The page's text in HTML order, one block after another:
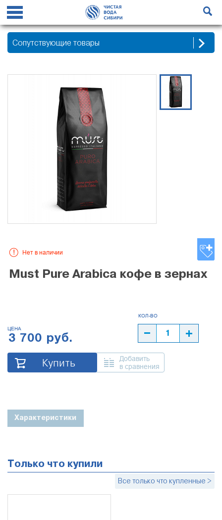
Сопутствующие товары
Нет в наличии
Must Pure Arabica кофе в зернах
ЦЕНА
3 700 руб.
Купить
Добавить
в сравнения
Характеристики
Только что купили
Все только что купленные >